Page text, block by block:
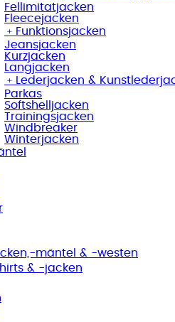
Fellimitatjacken
Fleecejacken
﹢ Funktionsjacken
Jeansjacken
Kurzjacken
Langjacken
﹢
Lederjacken &
Parkas
Softshelljacken
Trainingsjacken
Windbreaker
Winterjacken
mäntel & -westen
& -jacken